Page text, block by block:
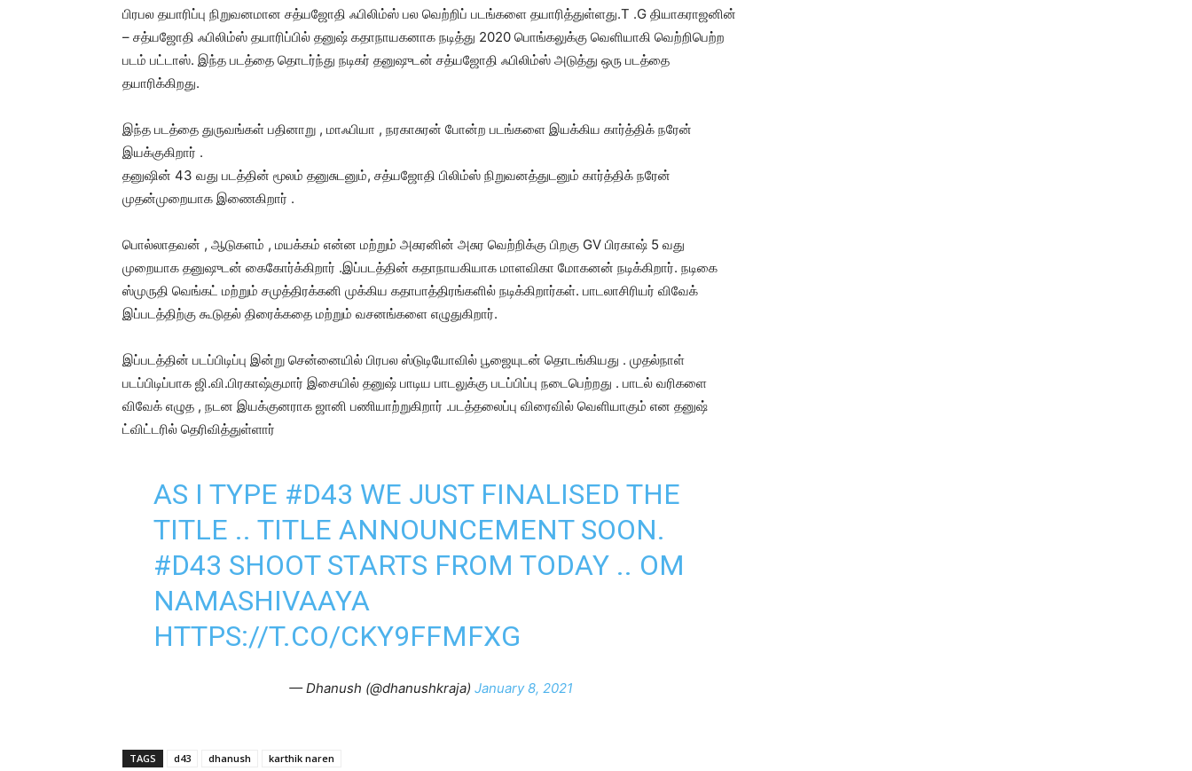
பிரபல தயாரிப்பு நிறுவனமான சத்யஜோதி ஃபிலிம்ஸ் பல வெற்றிப் படங்களை தயாரித்துள்ளது.T .G தியாகராஜனின்
– சத்யஜோதி ஃபிலிம்ஸ் தயாரிப்பில் தனுஷ் கதாநாயகனாக நடித்து 2020 பொங்கலுக்கு வெளியாகி வெற்றிபெற்ற
படம் பட்டாஸ். இந்த படத்தை தொடர்ந்து நடிகர் தனுஷுடன் சத்யஜோதி ஃபிலிம்ஸ் அடுத்து ஒரு படத்தை
தயாரிக்கிறது.
இந்த படத்தை துருவங்கள் பதினாறு , மாஃபியா , நரகாசுரன் போன்ற படங்களை இயக்கிய கார்த்திக் நரேன்
இயக்குகிறார் .
தனுஷின் 43 வது படத்தின் மூலம் தனுசுடனும், சத்யஜோதி பிலிம்ஸ் நிறுவனத்துடனும் கார்த்திக் நரேன்
முதன்முறையாக இணைகிறார் .
பொல்லாதவன் , ஆடுகளம் , மயக்கம் என்ன மற்றும் அசுரனின் அசுர வெற்றிக்கு பிறகு GV பிரகாஷ் 5 வது
முறையாக தனுஷுடன் கைகோர்க்கிறார் .இப்படத்தின் கதாநாயகியாக மாளவிகா மோகனன் நடிக்கிறார். நடிகை
ஸ்முருதி வெங்கட் மற்றும் சமுத்திரக்கனி முக்கிய கதாபாத்திரங்களில் நடிக்கிறார்கள். பாடலாசிரியர் விவேக்
இப்படத்திற்கு கூடுதல் திரைக்கதை மற்றும் வசனங்களை எழுதுகிறார்.
இப்படத்தின் படப்பிடிப்பு இன்று சென்னையில் பிரபல ஸ்டுடியோவில் பூஜையுடன் தொடங்கியது . முதல்நாள்
படப்பிடிப்பாக ஜி.வி.பிரகாஷ்குமார் இசையில் தனுஷ் பாடிய பாடலுக்கு படப்பிப்பு நடைபெற்றது . பாடல் வரிகளை
விவேக் எழுத , நடன இயக்குனராக ஜானி பணியாற்றுகிறார் .படத்தலைப்பு விரைவில் வெளியாகும் என தனுஷ்
ட்விட்டரில் தெரிவித்துள்ளார்
AS I TYPE #D43 WE JUST FINALISED THE
TITLE .. TITLE ANNOUNCEMENT SOON.
#D43 SHOOT STARTS FROM TODAY .. OM
NAMASHIVAAYA
HTTPS://T.CO/CKY9FFMFXG
— Dhanush (@dhanushkraja) January 8, 2021
TAGS d43 dhanush karthik naren